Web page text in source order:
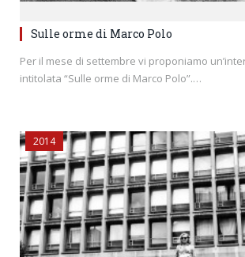
Sulle orme di Marco Polo
Per il mese di settembre vi proponiamo
intitolata “Sulle orme di Marco Polo”.…
2014